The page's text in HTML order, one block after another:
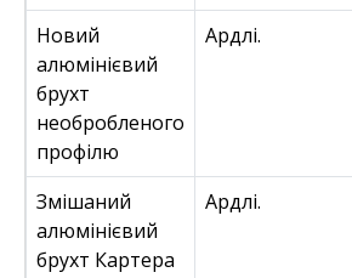
Новий
алюмінієвий
брухт
необробленого
профілю
Ардлі.
Змішаний
алюмінієвий
брухт Картера
Ардлі.